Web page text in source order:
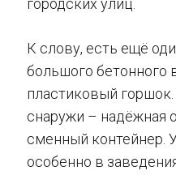
городских улиц.
К слову, есть ещё
большого бетонного
пластиковый горшок.
снаружи – надёжная
сменный контейнер.
особенно в